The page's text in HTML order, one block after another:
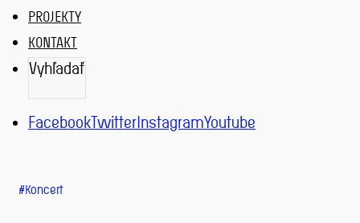
PROJEKTY
KONTAKT
Vyhľadať
FacebookTwitterInstagramYoutube
Koncert